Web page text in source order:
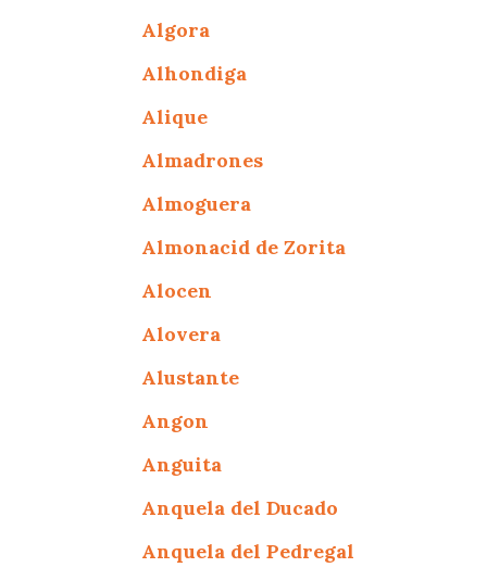
Algora
Alhondiga
Alique
Almadrones
Almoguera
Almonacid de Zorita
Alocen
Alovera
Alustante
Angon
Anguita
Anquela del Ducado
Anquela del Pedregal